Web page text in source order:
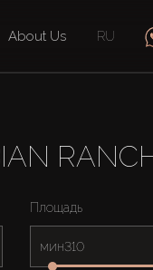
About Us RU
Площадь
мин